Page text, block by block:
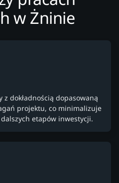
w Żninie
dokładnością dopasowaną
projektu, co minimalizuje
etapów inwestycji.